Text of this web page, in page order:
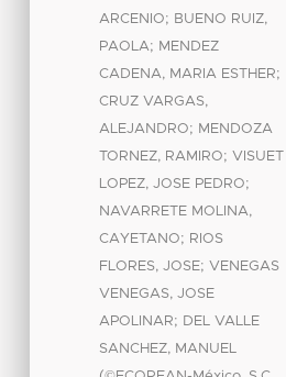
ARCENIO; BUENO RUIZ,
PAOLA; MENDEZ
CADENA, MARIA ESTHER;
CRUZ VARGAS,
ALEJANDRO; MENDOZA
TORNEZ, RAMIRO;VISUET
LOPEZ, JOSE PEDRO;
NAVARRETE MOLINA,
CAYETANO; RIOS
FLORES, JOSE;VENEGAS
VENEGAS, JOSE
APOLINAR; DEL VALLE
SANCHEZ, MANUEL